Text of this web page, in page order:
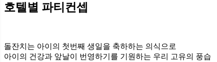
호텔별 파티컨셉
돌잔치는 아이의 첫번째 생일을 축하하는 의식으로
아이의 건강과 앞날이 번영하기를 기원하는 우리 고유의 풍습